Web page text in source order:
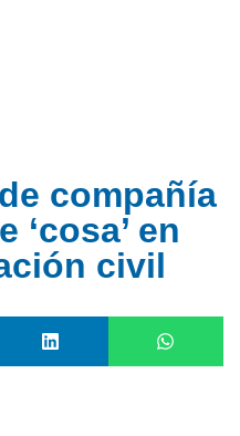
compañía
‘cosa’ en
civil